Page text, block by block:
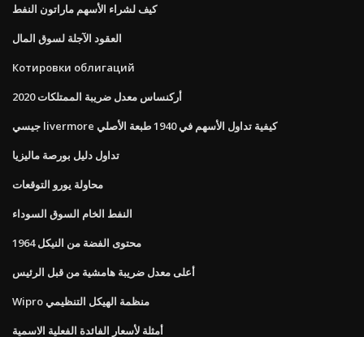
كيف لشراء الأسهم ماراتون النفط
العقود الآجلة لسوق المال
Котировки облигаций
أركنساس معدل ضريبة الممتلكات 2020
جيسي livermore كيفية تداول الأسهم في 1940 طبعة الأصلي
تداول دليل بورصة ماليزيا
محاولة يورو التوقعات
النفط الخام السوق السوداء
محتوى الفضة من النيكل 1964
أعلى معدل ضريبة هامشية من قبل الرئيس
Wipro منظمة الهيكل التنظيمي
أمثلة لأسعار الفائدة الفعلية الاسمية